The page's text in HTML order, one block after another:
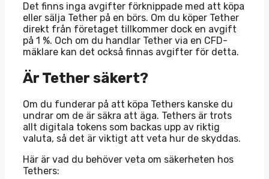
Det finns inga avgifter förknippade med att köpa
eller sälja Tether på en börs. Om du köper Tether
direkt från företaget tillkommer dock en avgift
på 1 %. Och om du handlar Tether via en CFD-
mäklare kan det också finnas avgifter för detta.
Är Tether säkert?
Om du funderar på att köpa Tethers kanske du
undrar om de är säkra att äga. Tethers är trots
allt digitala tokens som backas upp av riktig
valuta, så det är viktigt att veta hur de skyddas.
Här är vad du behöver veta om säkerheten hos
Tethers: